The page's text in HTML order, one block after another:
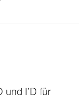
und I’D für